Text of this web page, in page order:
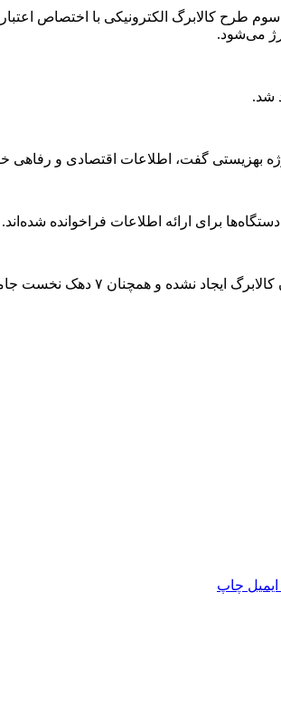
دانشجو، فردا دوشنبه ۳۰ تیر ۱۴۰۴ گام دوم از مرحله سوم طرح
وزیر تعاون، کار و رفاه اجتماعی
چاپ